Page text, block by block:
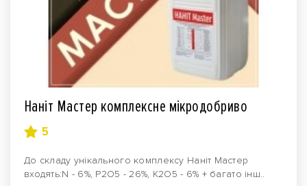
Наніт Мастер комплексне мікродобриво
5
До складу унікального комплексу Наніт Мастер
входять:N - 6%, P2O5 - 26%, K2O5 - 6% + багато інш..